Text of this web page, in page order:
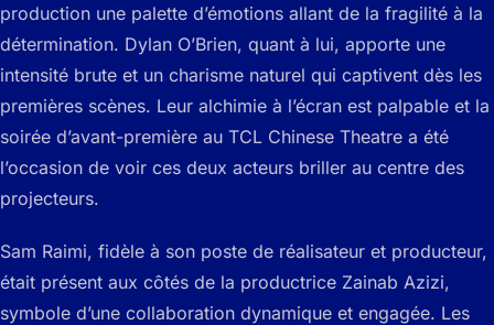
production une palette d’émotions allant de la fragilité à la
détermination. Dylan O’Brien, quant à lui, apporte une
intensité brute et un charisme naturel qui captivent dès les
premières scènes. Leur alchimie à l’écran est palpable et la
soirée d’avant-première au TCL Chinese Theatre a été
l’occasion de voir ces deux acteurs briller au centre des
projecteurs.
Sam Raimi, fidèle à son poste de réalisateur et producteur,
était présent aux côtés de la productrice Zainab Azizi,
symbole d’une collaboration dynamique et engagée. Les